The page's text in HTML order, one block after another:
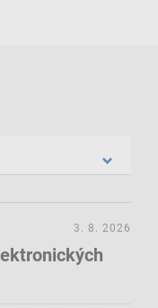
3. 8. 2026